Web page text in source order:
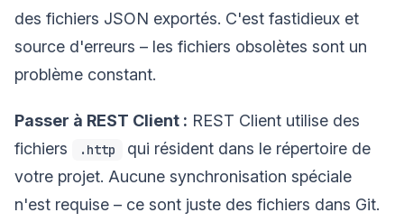
des fichiers JSON exportés. C'est fastidieux et
source d'erreurs – les fichiers obsolètes sont un
problème constant.
Passer à REST Client : REST Client utilise des
fichiers
.http
qui résident dans le répertoire de
votre projet. Aucune synchronisation spéciale
n'est requise – ce sont juste des fichiers dans Git.